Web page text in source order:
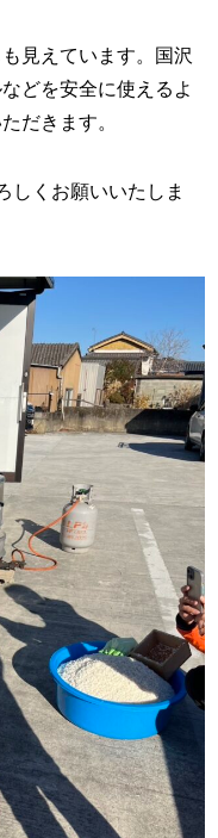
見えています。国沢
どを安全に使えるよ
だきます。
くお願いいたしま